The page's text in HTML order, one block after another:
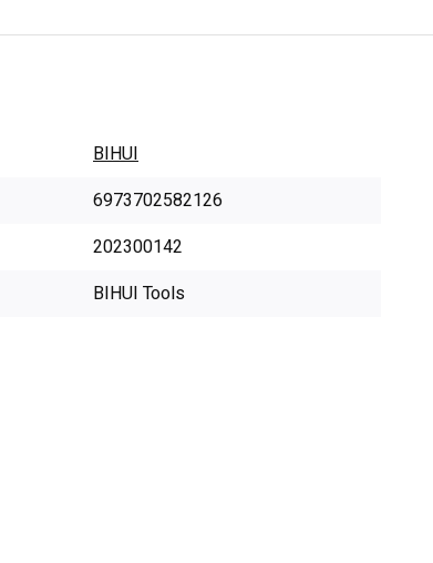
BIHUI
6973702582126
202300142
BIHUI Tools